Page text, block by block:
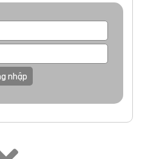
nhập